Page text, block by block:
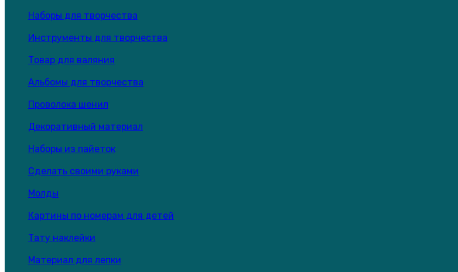
Наборы для творчества
Инструменты для творчества
Товар для валяния
Альбомы для творчества
Проволока шенил
Декоративный материал
Наборы из пайеток
Сделать своими руками
Молды
Картины по номерам для детей
Тату наклейки
Материал для лепки